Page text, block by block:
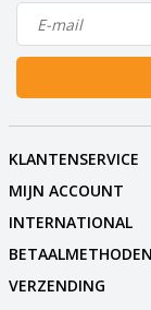
KLANTENSERVICE
MIJN ACCOUNT
INTERNATIONAL
BETAALMETHODEN
VERZENDING